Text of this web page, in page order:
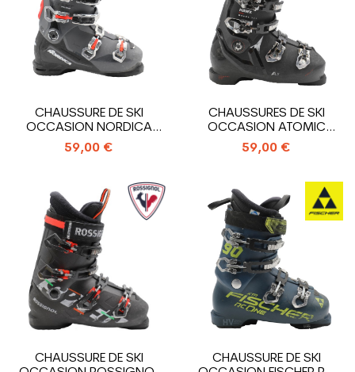
CHAUSSURE DE SKI
OCCASION NORDICA
SPORTMACHINE 90 R
59,00 €
CHAUSSURES DE SKI
OCCASION ATOMIC
HAWX MAGNA R90
59,00 €
CHAUSSURE DE SKI
CHAUSSURE DE SKI